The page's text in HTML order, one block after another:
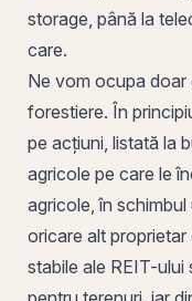
storage , până la
care.
Ne vom ocupa doar
forestiere. În
pe acțiuni , listată la
agricole pe care le
agricole, în
oricare alt proprietar
stabile ale REIT-